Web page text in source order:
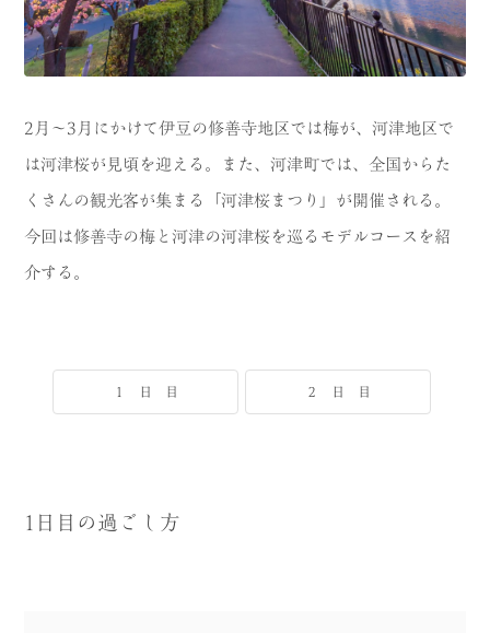
温泉 花
池・滝・川 山・公園・棚田
動物と触れ合える場所 カフェ・スイーツ
神社仏閣 食
人
MODEL COURSE
ACCESS
2月〜3月にかけて伊豆の修善寺地区では梅が、河津地区で
は河津桜が見頃を迎える。また、河津町では、全国からた
くさんの観光客が集まる「河津桜まつり」が開催される。
今回は修善寺の梅と河津の河津桜を巡るモデルコースを紹
介する。
１ 日 目 ２ 日 目
1日目の過ごし方